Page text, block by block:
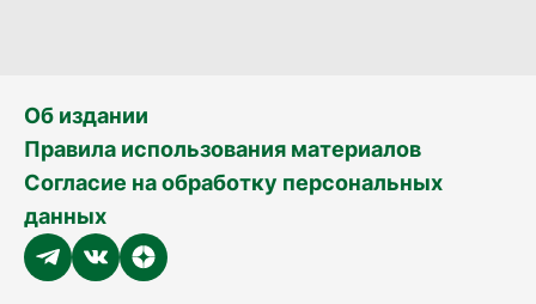
Об издании
Правила использования материалов
Согласие на обработку персональных
данных